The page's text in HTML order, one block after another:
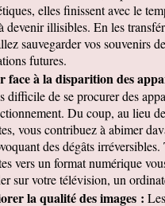
elles finissent avec le
devenir illisibles. En les
sauvegarder vos souvenirs
futures.
face à la disparition des
difficile de se procurer des
Du coup, au lieu
vous contribuez à abimer
des dégâts irréversibles.
vers un format numérique
sur votre télévision, un
la qualité des images :